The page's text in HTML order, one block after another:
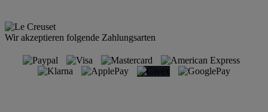
Wir akzeptieren folgende Zahlungsarten